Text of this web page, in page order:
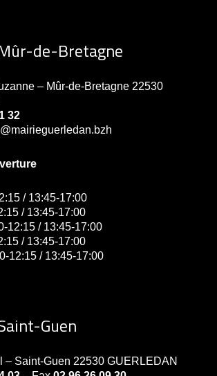
de-Bretagne
– Mûr-de-Bretagne 22530
32
/ 13:45-17:00
/ 13:45-17:00
12:15 / 13:45-17:00
/ 13:45-17:00
12:15 / 13:45-17:00
Guen
– Saint-Guen 22530 GUERLEDAN